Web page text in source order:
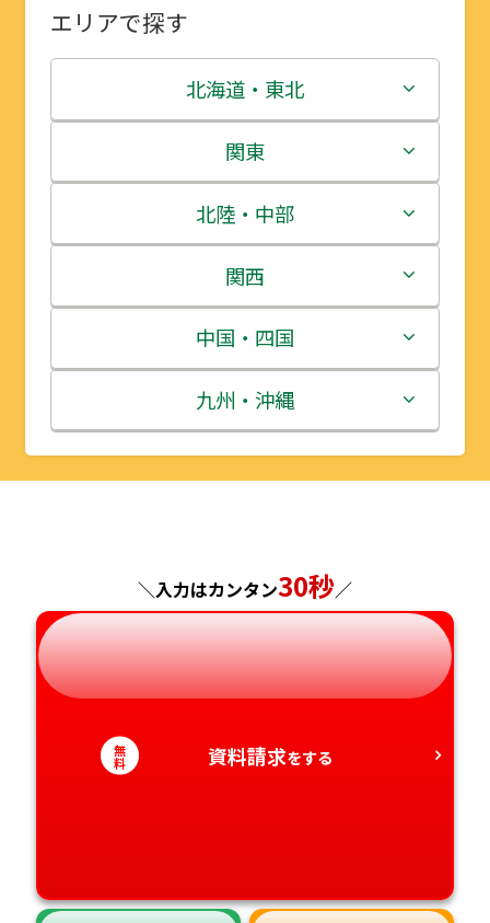
エリアで探す
北海道・東北
北海道
青森県
岩手県
宮城県
秋田県
山形県
関東
茨城県
栃木県
群馬県
埼玉県
千葉県
神奈川県
北陸・中部
新潟県
富山県
石川県
福井県
長野県
岐阜県
静岡県
愛知県
関西
三重県
滋賀県
京都府
兵庫県
奈良県
和歌山県
中国・四国
鳥取県
島根県
広島県
山口県
徳島県
香川県
九州・沖縄
福岡県
長崎県
熊本県
大分県
宮崎県
＼入力はカンタン30秒／
無
料 資料請求をする